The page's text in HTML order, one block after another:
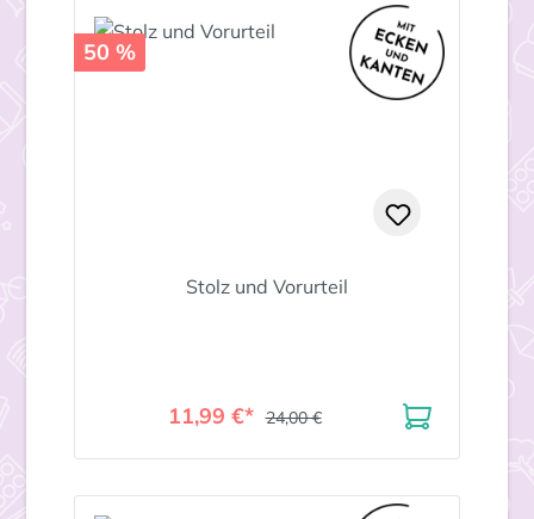
50 %
Stolz und Vorurteil
11,99 €* 24,00 €